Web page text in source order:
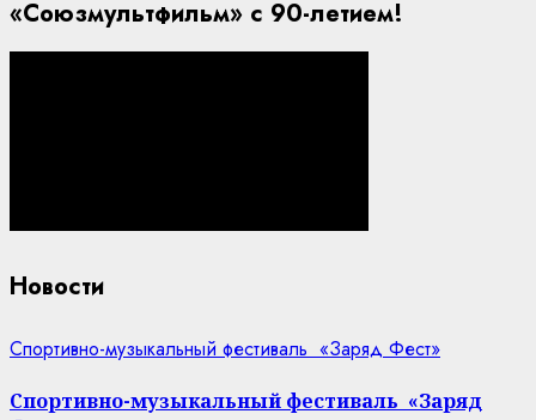
«Союзмультфильм» с 90-летием!
Новости
Спортивно-музыкальный фестиваль «Заряд Фест»
Спортивно-музыкальный фестиваль «Заряд